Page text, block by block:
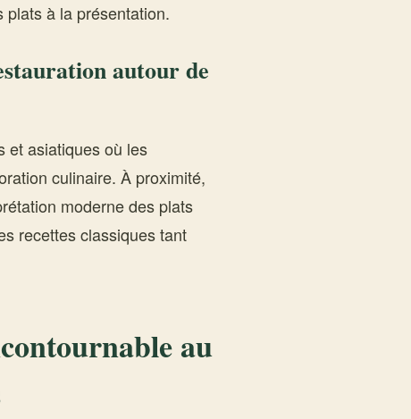
plats à la présentation.
autour de
et asiatiques où les
culinaire. À proximité,
moderne des plats
recettes classiques tant
au